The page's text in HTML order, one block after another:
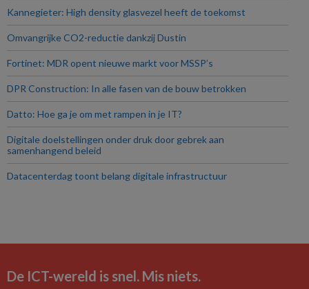
Kannegieter: High density glas­vezel heeft de toekomst
Omvangrijke CO2-­reductie dankzij Dustin
Fortinet: MDR opent nieuwe markt voor MSSP’s
DPR Construction: In alle fasen van de bouw betrokken
Datto: Hoe ga je om met rampen in je IT?
Digitale doelstellingen onder druk door gebrek aan
samenhangend beleid
Datacenterdag toont belang digitale infrastructuur
De ICT-wereld is snel. Mis niets.